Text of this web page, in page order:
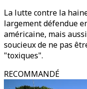
La lutte contre la
largement défendue
américaine, mais
soucieux de ne pas
"toxiques".
RECOMMANDÉ